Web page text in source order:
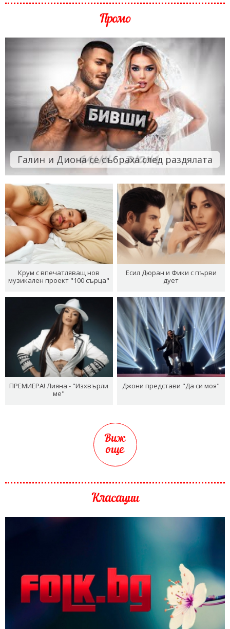
Промо
Галин и Диона се събраха след раздялата
Крум с впечатляващ нов
музикален проект "100 сърца"
Есил Дюран и Фики с първи
дует
ПРЕМИЕРА! Лияна - "Изхвърли
ме"
Джони представи "Да си моя"
Виж
още
Класации